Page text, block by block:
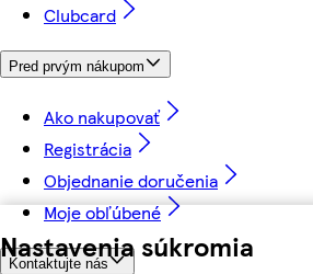
Nastavenia súkromia
Clubcard
Pred prvým nákupom
Ako nakupovať
Registrácia
Objednanie doručenia
Moje obľúbené
Kontaktujte nás